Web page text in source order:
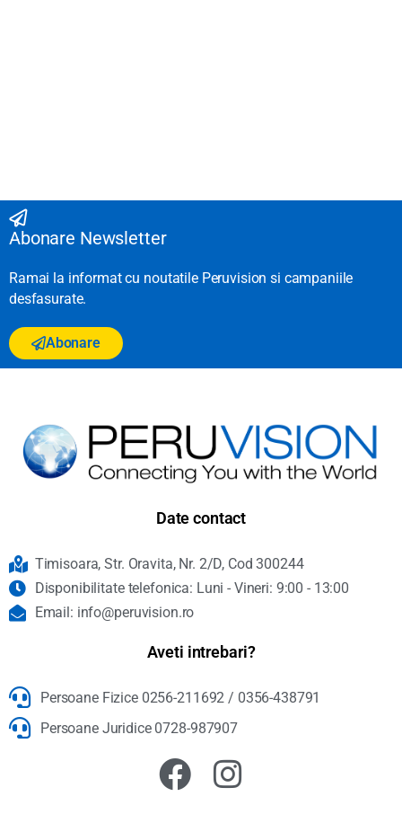
Abonare Newsletter
Ramai la informat cu noutatile Peruvision si campaniile
desfasurate.
Abonare
Date contact
Timisoara, Str. Oravita, Nr. 2/D, Cod 300244
Disponibilitate telefonica: Luni - Vineri: 9:00 - 13:00
Email: info@peruvision.ro
Aveti intrebari?
Persoane Fizice 0256-211692 / 0356-438791
Persoane Juridice 0728-987907